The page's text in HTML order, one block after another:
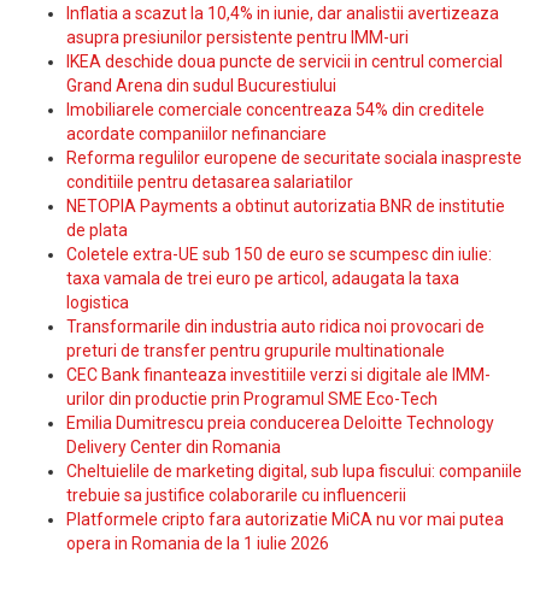
Inflatia a scazut la 10,4% in iunie, dar analistii avertizeaza
asupra presiunilor persistente pentru IMM-uri
IKEA deschide doua puncte de servicii in centrul comercial
Grand Arena din sudul Bucurestiului
Imobiliarele comerciale concentreaza 54% din creditele
acordate companiilor nefinanciare
Reforma regulilor europene de securitate sociala inaspreste
conditiile pentru detasarea salariatilor
NETOPIA Payments a obtinut autorizatia BNR de institutie
de plata
Coletele extra-UE sub 150 de euro se scumpesc din iulie:
taxa vamala de trei euro pe articol, adaugata la taxa
logistica
Transformarile din industria auto ridica noi provocari de
preturi de transfer pentru grupurile multinationale
CEC Bank finanteaza investitiile verzi si digitale ale IMM-
urilor din productie prin Programul SME Eco-Tech
Emilia Dumitrescu preia conducerea Deloitte Technology
Delivery Center din Romania
Cheltuielile de marketing digital, sub lupa fiscului: companiile
trebuie sa justifice colaborarile cu influencerii
Platformele cripto fara autorizatie MiCA nu vor mai putea
opera in Romania de la 1 iulie 2026